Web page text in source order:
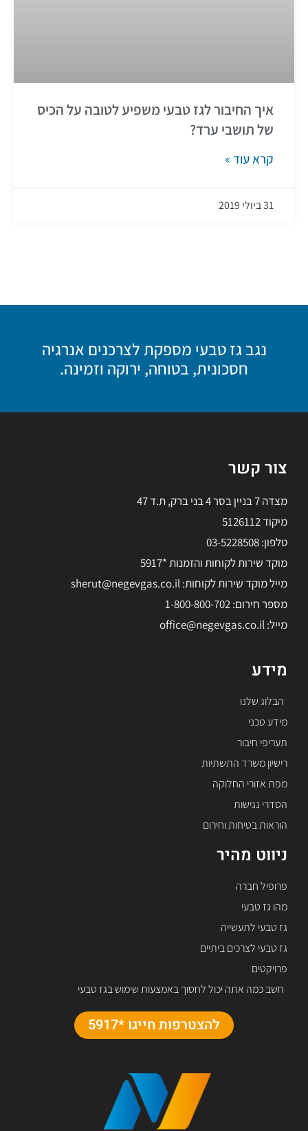
איך החיבור לגז טבעי משפיע לטובה על הכיס
של תושבי ערד?
קרא עוד »
31 ביולי 2019
נגב גז טבעי מספקת לצרכנים אנרגיה
חסכונית, בטוחה, ירוקה וזמינה.
ניווט מהיר
פרופיל חברה
מהו גז טבעי
גז טבעי לתעשייה
גז טבעי לצרכים ביתיים
פרויקטים
חשב כמה אתה יכול לחסוך באמצעות שימוש בגז טבעי
להצטרפות חייגו *5917
מידע
הבלוג שלנו
מידע טכני
תעריפי חיבור
רישיון משרד התשתיות
מפת אזורי החלוקה
הסדרי נגישות
הוראות בטיחות וחירום
צור קשר
מצדה 7 בניין בסר 4 בני ברק, ת.ד 47
מיקוד 5126112
טלפון: 03-5228508
מוקד שירות לקוחות והזמנות *5917
מייל מוקד שירות לקוחות: sherut@negevgas.co.il
מספר חירום: 1-800-800-702
מייל: office@negevgas.co.il